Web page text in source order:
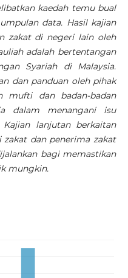
kaedah temu bual
data. Hasil kajian
zakat di negeri lain oleh
adalah bertentangan
Syariah di Malaysia.
dan panduan oleh pihak
mufti dan badan-badan
dalam menangani isu
lanjutan berkaitan
dan penerima zakat
bagi memastikan
mungkin.